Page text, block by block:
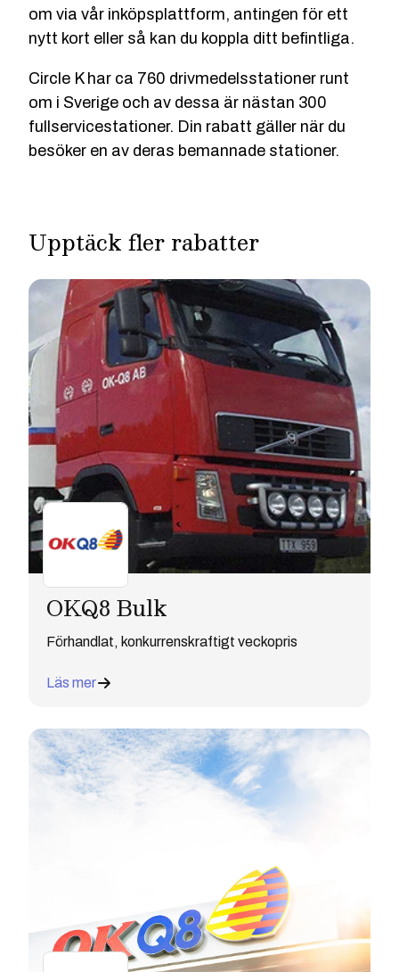
om via vår inköpsplattform, antingen för ett
nytt kort eller så kan du koppla ditt befintliga.
Circle K har ca 760 drivmedelsstationer runt
om i Sverige och av dessa är nästan 300
fullservicestationer. Din rabatt gäller när du
besöker en av deras bemannade stationer.
Upptäck fler rabatter
OKQ8 Bulk
Förhandlat, konkurrenskraftigt veckopris
Läs mer